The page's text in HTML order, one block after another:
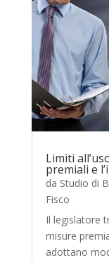
Limiti
premiali e
da Studio di
Fisco
Il legislatore
misure
adottano